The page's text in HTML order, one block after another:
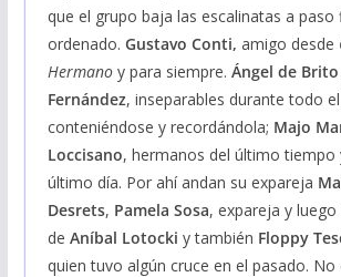
que el grupo baja las escalinatas a paso
ordenado. Gustavo Conti, amigo desde
Hermanoy para siempre. Ángel de Brito
Fernández, inseparables durante todo
conteniéndose y recordándola; Majo
Loccisano, hermanos del último tiempo
último día. Por ahí andan su expareja
Desrets, Pamela Sosa, expareja y
de Aníbal Lotocki y también Floppy
quien tuvo algún cruce en el pasado.